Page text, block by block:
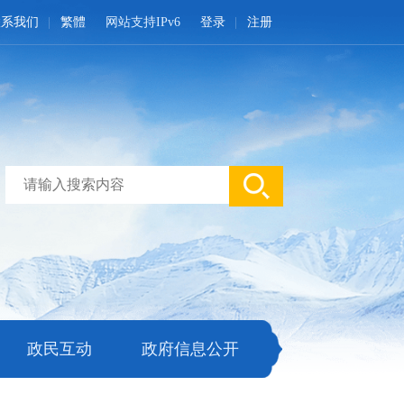
登录 注册
网站支持IPv6
我们 繁體
政民互动 政府信息公开